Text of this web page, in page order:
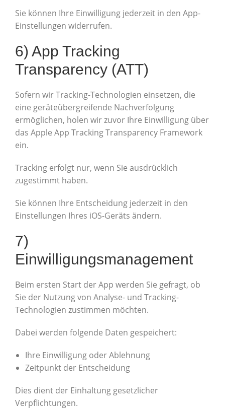
Sie können Ihre Einwilligung jederzeit in den App-
Einstellungen widerrufen.
6) App Tracking
Transparency (ATT)
Sofern wir Tracking-Technologien einsetzen, die
eine geräteübergreifende Nachverfolgung
ermöglichen, holen wir zuvor Ihre Einwilligung über
das Apple App Tracking Transparency Framework
ein.
Tracking erfolgt nur, wenn Sie ausdrücklich
zugestimmt haben.
Sie können Ihre Entscheidung jederzeit in den
Einstellungen Ihres iOS-Geräts ändern.
7)
Einwilligungsmanagement
Beim ersten Start der App werden Sie gefragt, ob
Sie der Nutzung von Analyse- und Tracking-
Technologien zustimmen möchten.
Dabei werden folgende Daten gespeichert:
Ihre Einwilligung oder Ablehnung
Zeitpunkt der Entscheidung
Dies dient der Einhaltung gesetzlicher
Verpflichtungen.